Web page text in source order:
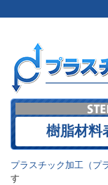
樹脂材料
プラスチック加工（プ
す